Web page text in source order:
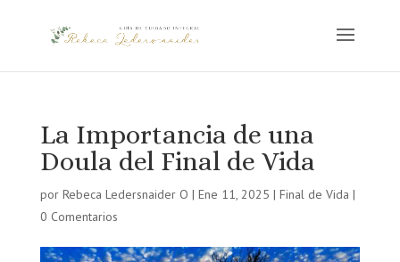
La Importancia de una
Doula del Final de Vida
por Rebeca Ledersnaider O | Ene 11, 2025 | Final de Vida |
0 Comentarios